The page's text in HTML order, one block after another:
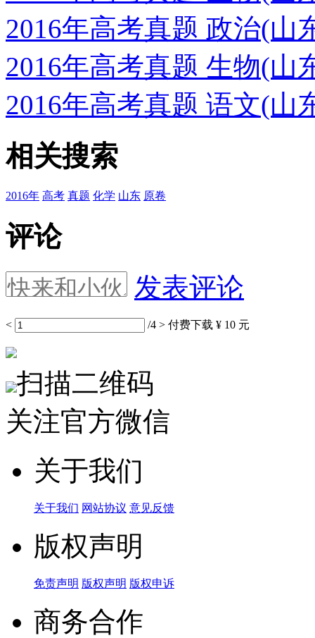
2016年高考真题 政治(山
2016年高考真题 生物(山
2016年高考真题 语文(山
相关搜索
2016年 高考 真题 化学 山东 原卷
评论
发表评论
< /4 > 付费下载 ¥ 10 元
扫描二维码
关注官方微信
关于我们
关于我们 网站协议 意见反馈
版权声明
免责声明 版权声明 版权申诉
商务合作